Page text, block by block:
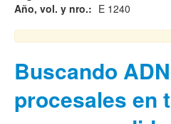
Año, vol. y nro.: E 1240
Buscando
procesales en